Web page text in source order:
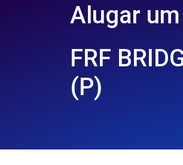
Alugar
FRF
(P)